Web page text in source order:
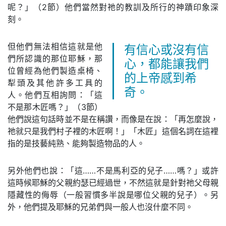
呢？」（2節）他們當然對祂的教訓及所行的神蹟印象深
刻。
有信心或沒有信
心，都能讓我們
的上帝感到希
奇。
但他們無法相信這就是他
們所認識的那位耶穌，那
位曾經為他們製造桌椅、
犁頭及其他許多工具的
人。他們互相詢問：「這
不是那木匠嗎？」（3節）
他們說這句話時並不是在稱讚，而像是在說：「再怎麼說，
祂就只是我們村子裡的木匠啊！」「木匠」這個名詞在這裡
指的是技藝純熟、能夠製造物品的人。
另外他們也說：「這……不是馬利亞的兒子……嗎？」或許
這時候耶穌的父親約瑟已經過世，不然這就是針對祂父母親
隱藏性的侮辱（一般習慣多半說是哪位父親的兒子）。另
外，他們提及耶穌的兄弟們與一般人也沒什麼不同。